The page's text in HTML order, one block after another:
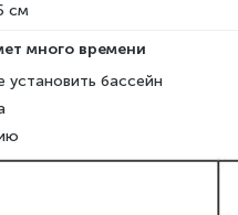
см
много времени
установить бассейн